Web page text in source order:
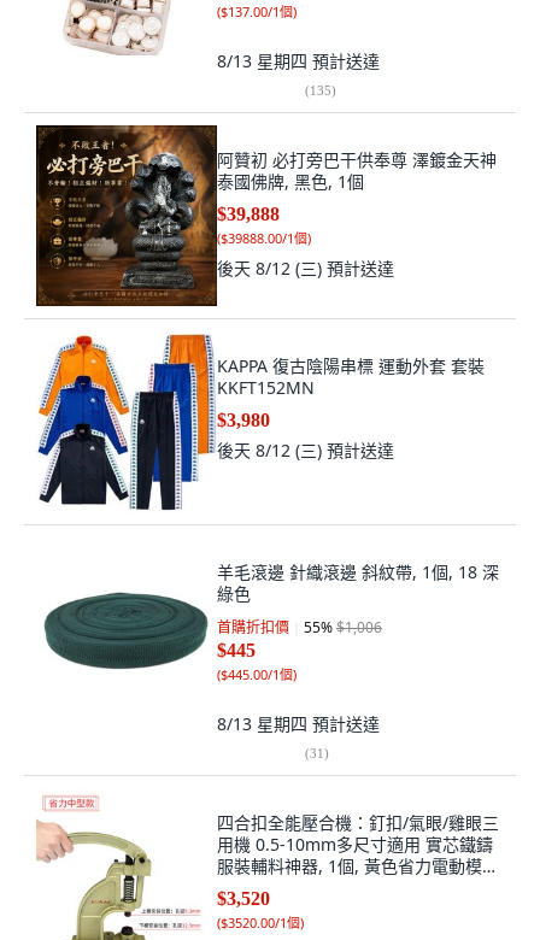
($137.00/1個)
8/13 星期四 預計送達
(135)
阿贊初 必打旁巴干供奉尊 澤鍍金天神
泰國佛牌, 黑色, 1個
$39,888
($39888.00/1個)
後天 8/12 (三) 預計送達
KAPPA 復古陰陽串標 運動外套 套裝
KKFT152MN
$3,980
後天 8/12 (三) 預計送達
羊毛滾邊 針織滾邊 斜紋帶, 1個, 18 深
綠色
首購折扣價 55%$1,006
$445
($445.00/1個)
8/13 星期四 預計送達
(31)
四合扣全能壓合機：釘扣/氣眼/雞眼三
用機 0.5-10mm多尺寸適用 實芯鐵鑄
服裝輔料神器, 1個, 黃色省力電動模手
壓機
$3,520
($3520.00/1個)